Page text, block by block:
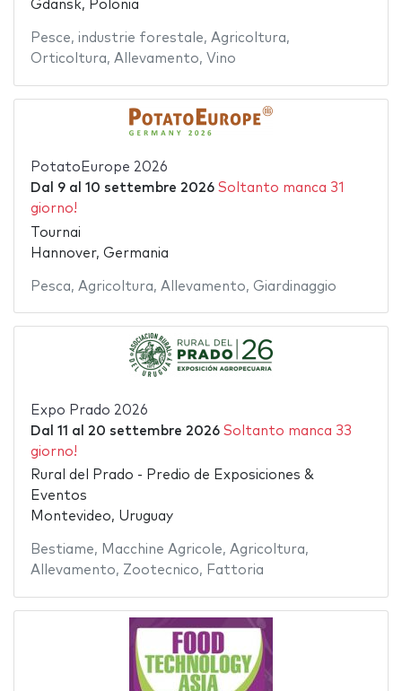
Gdansk, Polonia
Pesce, industrie forestale, Agricoltura,
Orticoltura, Allevamento, Vino
PotatoEurope 2026
Dal 9al 10 settembre 2026 Soltanto manca 31
giorno!
Tournai
Hannover, Germania
Pesca, Agricoltura, Allevamento, Giardinaggio
Expo Prado 2026
Dal 11 al 20 settembre 2026 Soltanto manca 33
giorno!
Rural del Prado - Predio de Exposiciones &
Eventos
Montevideo, Uruguay
Bestiame, Macchine Agricole, Agricoltura,
Allevamento, Zootecnico, Fattoria